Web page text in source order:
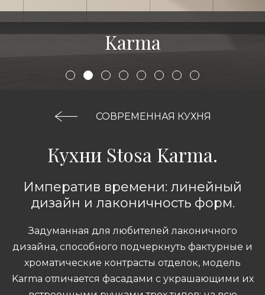
Karma
СОВРЕМЕННАЯ КУХНЯ
Кухни Stosa Karma.
Императив времени: линейный
дизайн и лаконичность форм.
Задуманная для любителей лаконичного
дизайна, способного подчеркнуть фактурные и
хроматические контрасты отделок, модель
Karma отличается фасадами с украшающими их